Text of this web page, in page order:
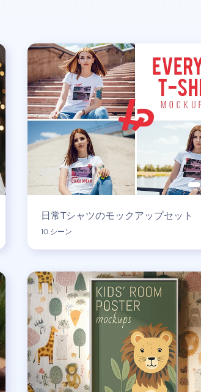
日常Tシャツのモックアップセット
10 シーン